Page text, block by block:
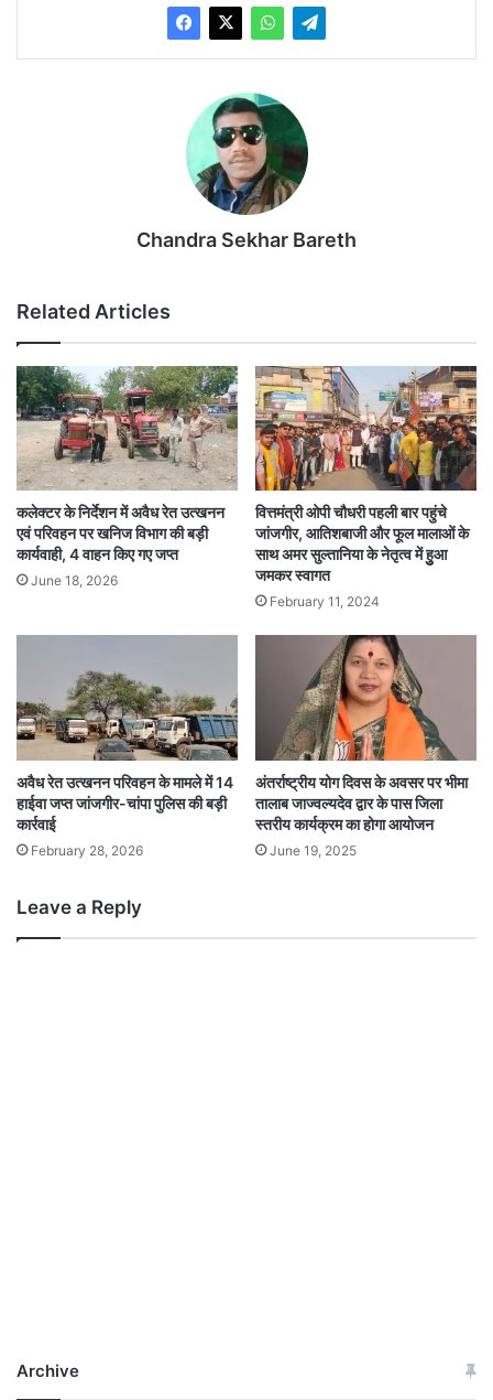
Chandra Sekhar Bareth
Related Articles
कलेक्टर के निर्देशन में अवैध रेत उत्खनन
एवं परिवहन पर खनिज विभाग की बड़ी
कार्यवाही, 4 वाहन किए गए जप्त
June 18, 2026
वित्तमंत्री ओपी चौधरी पहली बार पहुंचे
जांजगीर, आतिशबाजी और फूल मालाओं के
साथ अमर सुल्तानिया के नेतृत्व में हुुआ
जमकर स्वागत
February 11, 2024
अवैध रेत उत्खनन परिवहन के मामले में 14
हाईवा जप्त जांजगीर-चांपा पुलिस की बड़ी
कार्रवाई
February 28, 2026
अंतर्राष्ट्रीय योग दिवस के अवसर पर भीमा
तालाब जाज्वल्यदेव द्वार के पास जिला
स्तरीय कार्यक्रम का होगा आयोजन
June 19, 2025
Leave a Reply
Archive